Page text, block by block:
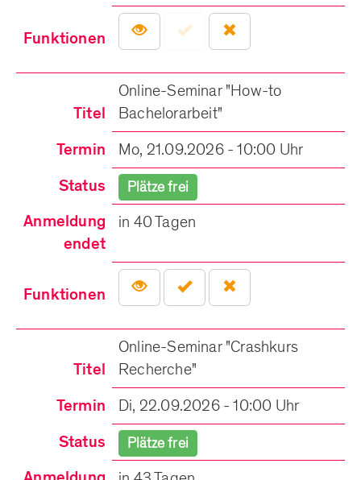
Funktionen
Titel
Online-Seminar "How-to
Bachelorarbeit"
Termin
Mo, 21.09.2026 - 10:00 Uhr
Status
Plätze frei
Anmeldung
endet
in 40 Tagen
Funktionen
Titel
Online-Seminar "Crashkurs
Recherche"
Termin
Di, 22.09.2026 - 10:00 Uhr
Status
Plätze frei